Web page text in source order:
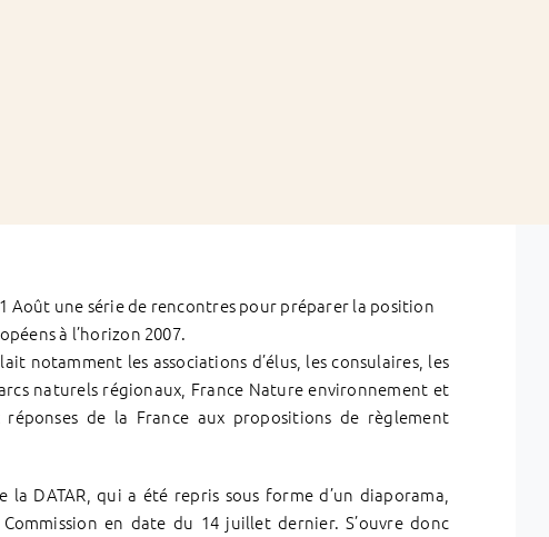
Août une série de rencontres pour préparer la position
à l’horizon 2007.
notamment les associations d’élus, les consulaires, les
naturels régionaux, France Nature environnement et
de la France aux propositions de règlement
la DATAR, qui a été repris sous forme d’un diaporama,
en date du 14 juillet dernier. S’ouvre donc